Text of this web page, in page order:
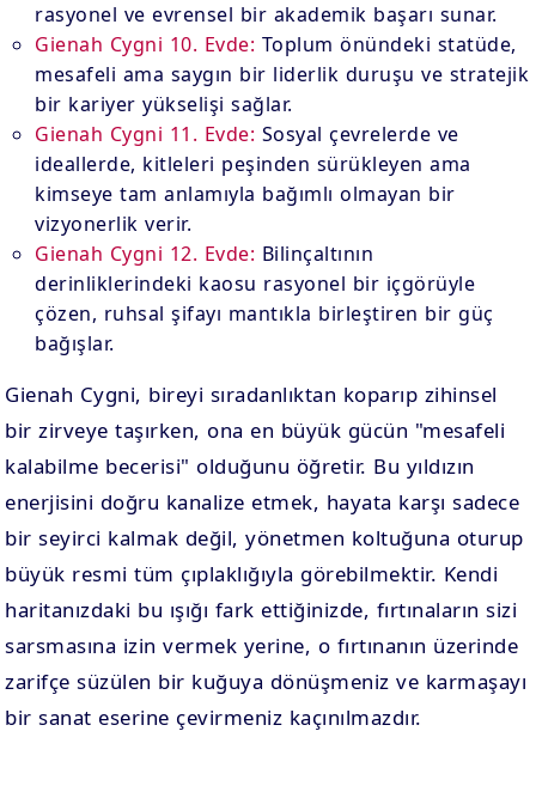
rasyonel ve evrensel bir akademik başarı sunar.
Gienah Cygni 10. Evde: Toplum önündeki statüde,
mesafeli ama saygın bir liderlik duruşu ve stratejik
bir kariyer yükselişi sağlar.
Gienah Cygni 11. Evde: Sosyal çevrelerde ve
ideallerde, kitleleri peşinden sürükleyen ama
kimseye tam anlamıyla bağımlı olmayan bir
vizyonerlik verir.
Gienah Cygni 12. Evde: Bilinçaltının
derinliklerindeki kaosu rasyonel bir içgörüyle
çözen, ruhsal şifayı mantıkla birleştiren bir güç
bağışlar.
Gienah Cygni, bireyi sıradanlıktan koparıp zihinsel
bir zirveye taşırken, ona en büyük gücün "mesafeli
kalabilme becerisi" olduğunu öğretir. Bu yıldızın
enerjisini doğru kanalize etmek, hayata karşı sadece
bir seyirci kalmak değil, yönetmen koltuğuna oturup
büyük resmi tüm çıplaklığıyla görebilmektir. Kendi
haritanızdaki bu ışığı fark ettiğinizde, fırtınaların sizi
sarsmasına izin vermek yerine, o fırtınanın üzerinde
zarifçe süzülen bir kuğuya dönüşmeniz ve karmaşayı
bir sanat eserine çevirmeniz kaçınılmazdır.